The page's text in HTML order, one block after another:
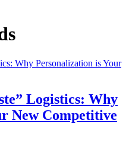
Logistics: Why
New Competitive